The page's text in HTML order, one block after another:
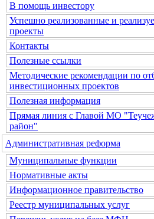
В помощь инвестору
Успешно реализованные и
проекты
Контакты
Полезные ссылки
Методические рекомендации по
инвестиционных проектов
Полезная информация
Прямая линия с Главой МО
район"
Административная реформа
Муниципальные функции
Нормативные акты
Информационное правительство
Реестр муниципальных услуг